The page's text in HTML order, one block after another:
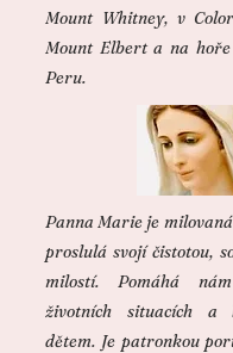
Mount Whitney, v
Mount Elbert a na
Peru.
Panna Marie je
proslulá svojí čistotou,
milostí. Pomáhá
životních situacích a
dětem. Je patronkou